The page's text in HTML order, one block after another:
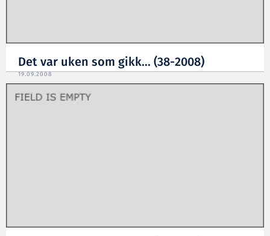
Det var uken som gikk... (38-2008)
19.09.2008